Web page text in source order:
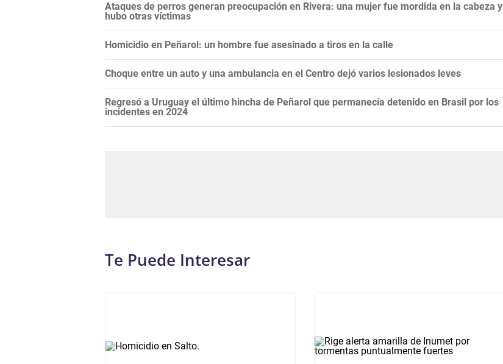
Ataques de perros generan preocupación en Rivera: una mujer fue mordida en la cabeza y
hubo otras víctimas
Homicidio en Peñarol: un hombre fue asesinado a tiros en la calle
Choque entre un auto y una ambulancia en el Centro dejó varios lesionados leves
Regresó a Uruguay el último hincha de Peñarol que permanecía detenido en Brasil por los
incidentes en 2024
Te Puede Interesar